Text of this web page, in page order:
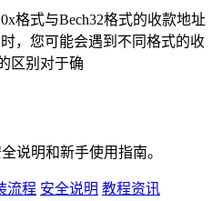
格式与Bech32格式的收款地址
，您可能会遇到不同格式的收
区别对于确
说明和新手使用指南。
流程 安全说明 教程资讯